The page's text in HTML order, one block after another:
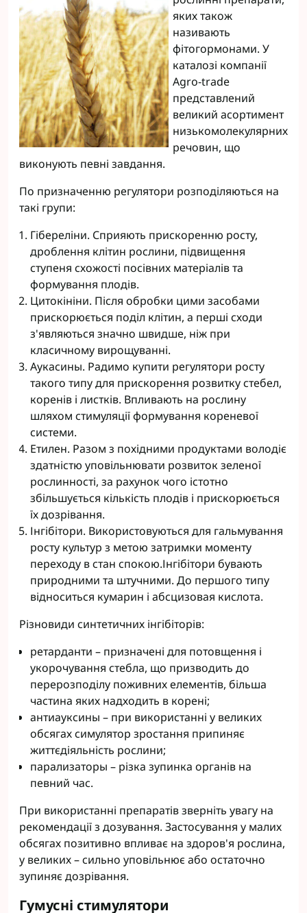
яких також
називають
фітогормонами. У
каталозі компанії
Agro-trade
представлений
великий асортимент
низькомолекулярних
речовин, що
виконують певні завдання.
По призначенню регулятори розподіляються на
такі групи:
Гібереліни. Сприяють прискоренню росту,
дроблення клітин рослини, підвищення
ступеня схожості посівних матеріалів та
формування плодів.
Цитокініни. Після обробки цими засобами
прискорюється поділ клітин, а перші сходи
з'являються значно швидше, ніж при
класичному вирощуванні.
Аукасины. Радимо купити регулятори росту
такого типу для прискорення розвитку стебел,
коренів і листків. Впливають на рослину
шляхом стимуляції формування кореневої
системи.
Етилен. Разом з похідними продуктами володіє
здатністю уповільнювати розвиток зеленої
рослинності, за рахунок чого істотно
збільшується кількість плодів і прискорюється
їх дозрівання.
Інгібітори. Використовуються для гальмування
росту культур з метою затримки моменту
переходу в стан спокою.Інгібітори бувають
природними та штучними. До першого типу
відноситься кумарин і абсцизовая кислота.
Різновиди синтетичних інгібіторів:
ретарданти – призначені для потовщення і
укорочування стебла, що призводить до
перерозподілу поживних елементів, більша
частина яких надходить в корені;
антиауксины – при використанні у великих
обсягах симулятор зростання припиняє
життєдіяльність рослини;
парализаторы – різка зупинка органів на
певний час.
При використанні препаратів зверніть увагу на
рекомендації з дозування. Застосування у малих
обсягах позитивно впливає на здоров'я рослина,
у великих – сильно уповільнює або остаточно
зупиняє дозрівання.
Гумусні стимулятори